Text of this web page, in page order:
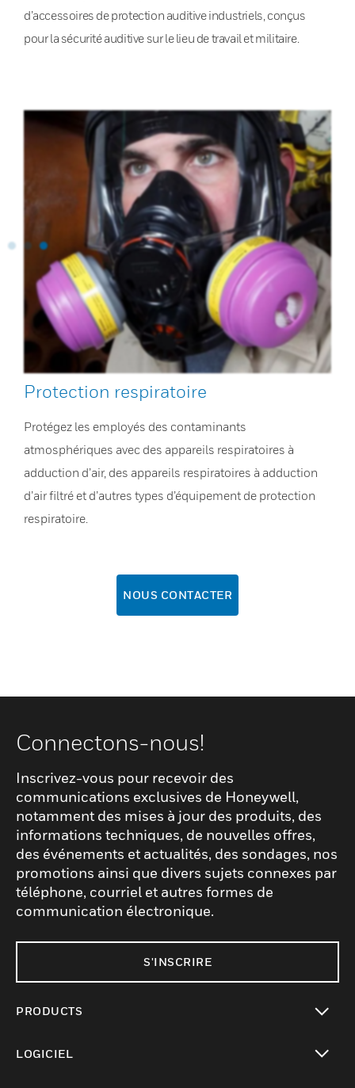
d’accessoires de protection auditive industriels, conçus
pour la sécurité auditive sur le lieu de travail et militaire.
Protection respiratoire
Protégez les employés des contaminants
atmosphériques avec des appareils respiratoires à
adduction d’air, des appareils respiratoires à adduction
d’air filtré et d’autres types d’équipement de protection
respiratoire.
NOUS CONTACTER
Connectons-nous!
Inscrivez-vous pour recevoir des
communications exclusives de Honeywell,
notamment des mises à jour des produits, des
informations techniques, de nouvelles offres,
des événements et actualités, des sondages, nos
promotions ainsi que divers sujets connexes par
téléphone, courriel et autres formes de
communication électronique.
S'INSCRIRE
PRODUCTS
LOGICIEL